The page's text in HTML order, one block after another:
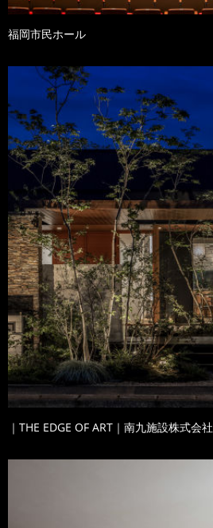
福岡市民ホール
｜THE EDGE OF ART｜南九施設株式会社